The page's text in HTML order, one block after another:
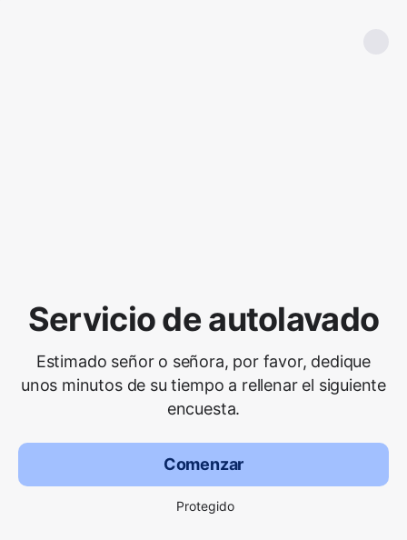
Servicio de autolavado
Estimado señor o señora, por favor, dedique
unos minutos de su tiempo a rellenar el siguiente
encuesta.
Comenzar
Protegido